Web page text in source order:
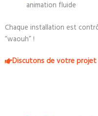
animation fluide
Chaque installation est
“waouh” !
Discutons de votre projet